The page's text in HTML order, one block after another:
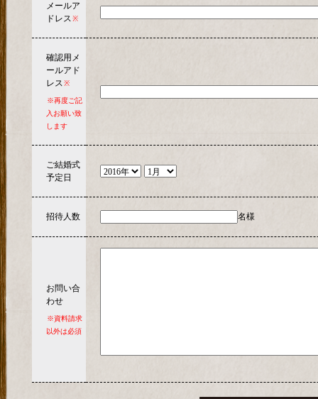
メールア
ドレス※
確認用メ
ールアド
レス※
※再度ご記
入お願い致
します
ご結婚式
予定日
招待人数 名様
お問い合
わせ
※資料請求
以外は必須